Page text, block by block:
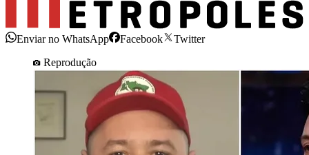
Enviar no WhatsApp Facebook
Twitter
Reprodução